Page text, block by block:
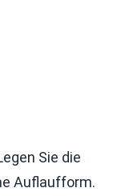
Sie die
Auflaufform.